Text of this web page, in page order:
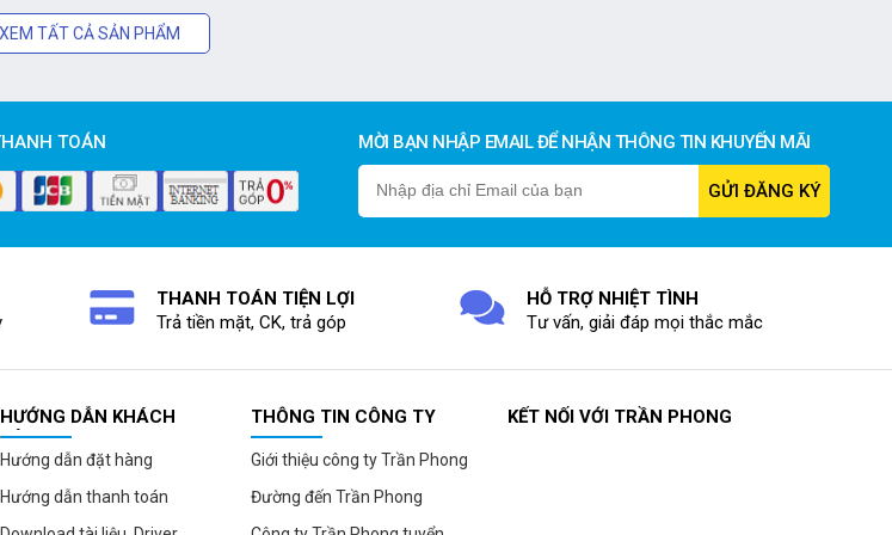
XEM TẤT CẢ SẢN PHẨM
TOÁN MỜI BẠN NHẬP EMAIL ĐỂ NHẬN THÔNG TIN KHUYẾN MÃI
THANH TOÁN TIỆN LỢI
Trả tiền mặt, CK, trả góp
HỖ TRỢ NHIỆT TÌNH
Tư vấn, giải đáp mọi thắc mắc
KẾT NỐI VỚI TRẦN PHONG
HƯỚNG DẪN KHÁCH
HÀNG
Hướng dẫn đặt hàng
Hướng dẫn thanh toán
THÔNG TIN CÔNG TY
Giới thiệu công ty Trần Phong
Đường đến Trần Phong